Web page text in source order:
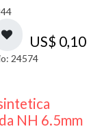
US$ 0,10
24574
NH 6.5mm